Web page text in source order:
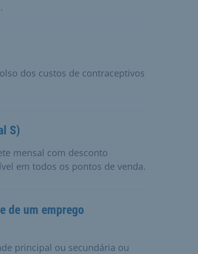
dos custos de contraceptivos
S)
mensal com desconto
em todos os pontos de venda.
de um emprego
principal ou secundária ou